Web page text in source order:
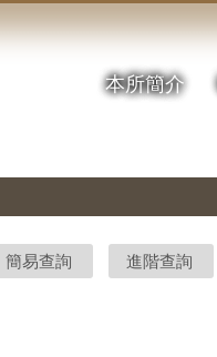
本所簡介
簡易查詢 進階查詢